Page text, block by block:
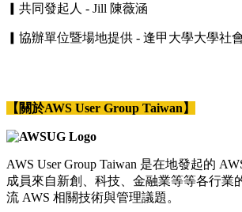
▎共同發起人 - Jill 陳薇涵
▎協辦單位暨場地提供 - 逢甲大學大學社
【關於AWS User Group Taiwan】
AWS User Group Taiwan 是在地發起的
成員來自新創、科技、金融業等等各行業
流 AWS 相關技術與管理議題。